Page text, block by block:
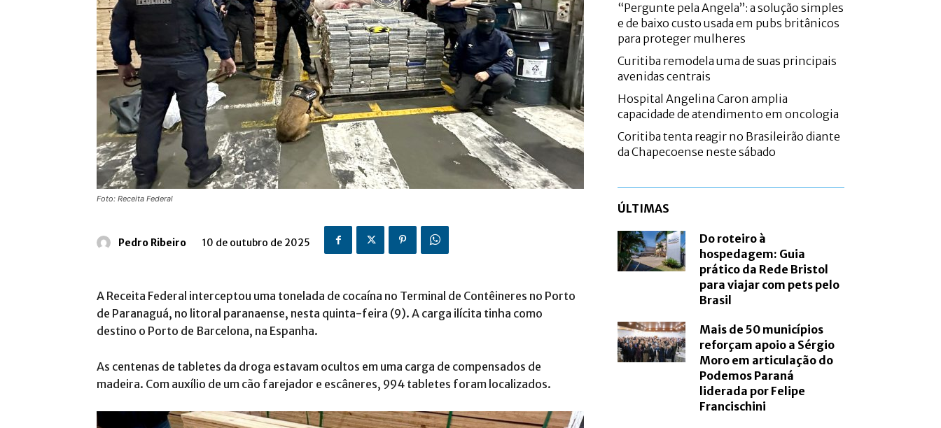
Foto: Receita Federal
Pedro Ribeiro 10 de outubro de 2025
A Receita Federal interceptou uma tonelada de cocaína no Terminal de Contêineres no Porto
de Paranaguá, no litoral paranaense, nesta quinta-feira (9). A carga ilícita tinha como
destino o Porto de Barcelona, na Espanha.
As centenas de tabletes da droga estavam ocultos em uma carga de compensados de
madeira. Com auxílio de um cão farejador e escâneres, 994 tabletes foram localizados.
“Pergunte pela Angela”: a solução simples
e de baixo custo usada em pubs britânicos
para proteger mulheres
Curitiba remodela uma de suas principais
avenidas centrais
Hospital Angelina Caron amplia
capacidade de atendimento em oncologia
Coritiba tenta reagir no Brasileirão diante
da Chapecoense neste sábado
ÚLTIMAS
Do roteiro à
hospedagem: Guia
prático da Rede Bristol
para viajar com pets pelo
Brasil
Mais de 50 municípios
reforçam apoio a Sérgio
Moro em articulação do
Podemos Paraná
liderada por Felipe
Francischini